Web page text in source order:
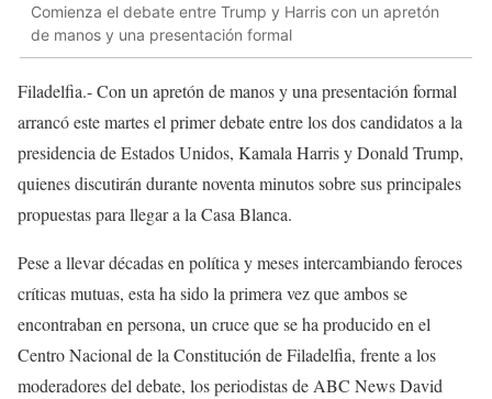
Comienza el debate entre Trump y Harris con un apretón
de manos y una presentación formal
Filadelfia.- Con un apretón de manos y una presentación formal
arrancó este martes el primer debate entre los dos candidatos a la
presidencia de Estados Unidos, Kamala Harris y Donald Trump,
quienes discutirán durante noventa minutos sobre sus principales
propuestas para llegar a la Casa Blanca.
Pese a llevar décadas en política y meses intercambiando feroces
críticas mutuas, esta ha sido la primera vez que ambos se
encontraban en persona, un cruce que se ha producido en el
Centro Nacional de la Constitución de Filadelfia, frente a los
moderadores del debate, los periodistas de ABC News David